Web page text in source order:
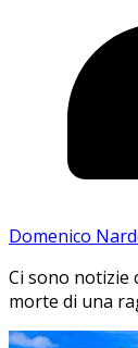
Domenico
Ci sono notizie
morte di una